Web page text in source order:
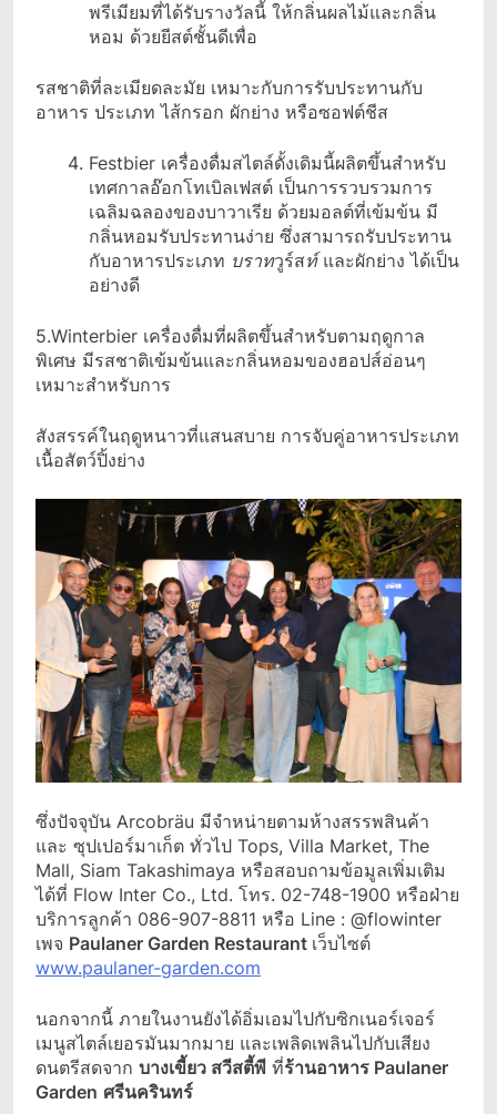
พรีเมียมที่ได้รับรางวัลนี้ ให้กลิ่นผลไม้และกลิ่น
หอม ด้วยยีสต์ชั้นดีเพื่อ
รสชาติที่ละเมียดละมัย เหมาะกับการรับประทานกับ
อาหาร ประเภท ไส้กรอก ผักย่าง หรือซอฟต์ชีส
Festbier เครื่องดื่มสไตล์ดั้งเดิมนี้ผลิตขึ้นสำหรับ
เทศกาลอ๊อกโทเบิลเฟสต์ เป็นการรวบรวมการ
เฉลิมฉลองของบาวาเรีย ด้วยมอลต์ที่เข้มข้น มี
กลิ่นหอมรับประทานง่าย ซึ่งสามารถรับประทาน
กับอาหารประเภท บราทวูร์สท์และผักย่าง ได้เป็น
อย่างดี
5.Winterbier เครื่องดื่มที่ผลิตขึ้นสำหรับตามฤดูกาล
พิเศษ มีรสชาติเข้มข้นและกลิ่นหอมของฮอปส์อ่อนๆ
เหมาะสำหรับการ
สังสรรค์ในฤดูหนาวที่แสนสบาย การจับคู่อาหารประเภท
เนื้อสัตว์ปิ้งย่าง
ซึ่งปัจจุบัน Arcobräu มีจำหน่ายตามห้างสรรพสินค้า
และ ซุปเปอร์มาเก็ต ทั่วไป Tops, Villa Market, The
Mall, Siam Takashimaya หรือสอบถามข้อมูลเพิ่มเติม
ได้ที่ Flow Inter Co., Ltd. โทร. 02-748-1900 หรือฝ่าย
บริการลูกค้า 086-907-8811 หรือ Line : @flowinter
เพจ Paulaner Garden Restaurant เว็บไซต์
www.paulaner-garden.com
นอกจากนี้ ภายในงานยังได้อิ่มเอมไปกับซิกเนอร์เจอร์
เมนูสไตล์เยอรมันมากมาย และเพลิดเพลินไปกับเสียง
ดนตรีสดจาก บางเขี้ยว สวีสตี้พี ที่ร้านอาหาร Paulaner
Garden ศรีนครินทร์